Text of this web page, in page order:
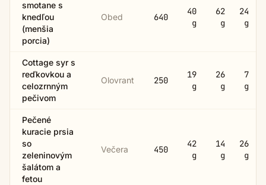
smotane s
knedľou
(menšia
porcia)
Obed 640
40
g
62
g
24
g
Cottage syr s
reďkovkou a
celozrnným
pečivom
Olovrant 250
19
g
26
g
7
g
Pečené
kuracie prsia
so
zeleninovým
šalátom a
fetou
Večera 450
42
g
14
g
26
g